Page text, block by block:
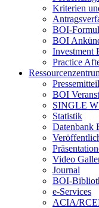
Kriterien
BOI-
BOI
Investment
Practice
BOI
SINGLE
Statistik
Datenbank
Video
Journal
BOI-
e-Services
ACIA/